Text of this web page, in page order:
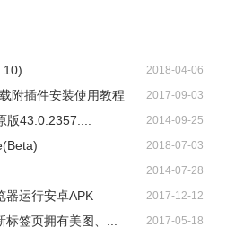
2018-04-06
附插件安装使用教程 2017-09-03
43.0.2357.... 2014-09-25
2018-07-03
2014-07-28
器运行安卓APK 2017-12-12
签页拥有美图、... 2017-05-18